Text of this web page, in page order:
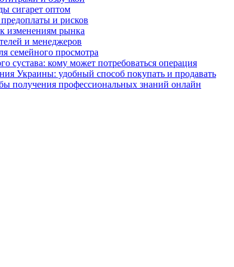
сигарет оптом
и рисков
изменениям рынка
и менеджеров
семейного просмотра
сустава: кому может потребоваться операция
Украины: удобный способ покупать и продавать
получения профессиональных знаний онлайн